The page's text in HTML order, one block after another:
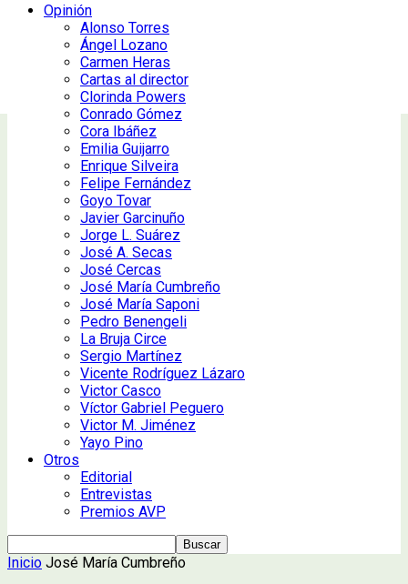
Opinión
Alonso Torres
Ángel Lozano
Carmen Heras
Cartas al director
Clorinda Powers
Conrado Gómez
Cora Ibáñez
Emilia Guijarro
Enrique Silveira
Felipe Fernández
Goyo Tovar
Javier Garcinuño
Jorge L. Suárez
José A. Secas
José Cercas
José María Cumbreño
José María Saponi
Pedro Benengeli
La Bruja Circe
Sergio Martínez
Vicente Rodríguez Lázaro
Victor Casco
Víctor Gabriel Peguero
Victor M. Jiménez
Yayo Pino
Otros
Editorial
Entrevistas
Premios AVP
Inicio José María Cumbreño